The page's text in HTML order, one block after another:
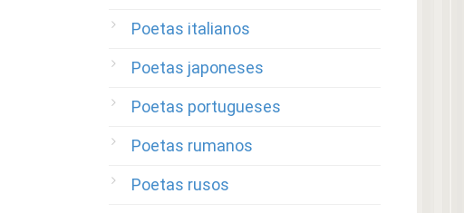
Poetas italianos
Poetas japoneses
Poetas portugueses
Poetas rumanos
Poetas rusos